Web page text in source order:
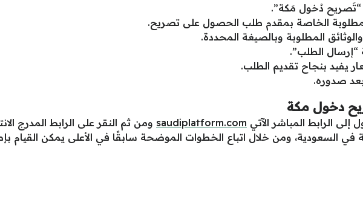
“تَصريح دُخول مَكة”.
المطلوبة الخاصة بمقدم طلب الحصول على تصريح.
المطلوبة وبالصيغة المحددة.
“إرسال الطلب”.
يفيد بنجاح تقديم الطلب.
صدوره.
دخول مكة
الرابط المباشر الآتي saudiplatform.com ومن ثم النقر على الرابط المدرج
في السعودية، ومن خلال اتباع الخطوات الموضحة سابقًا في الأعلى يمكن القيام